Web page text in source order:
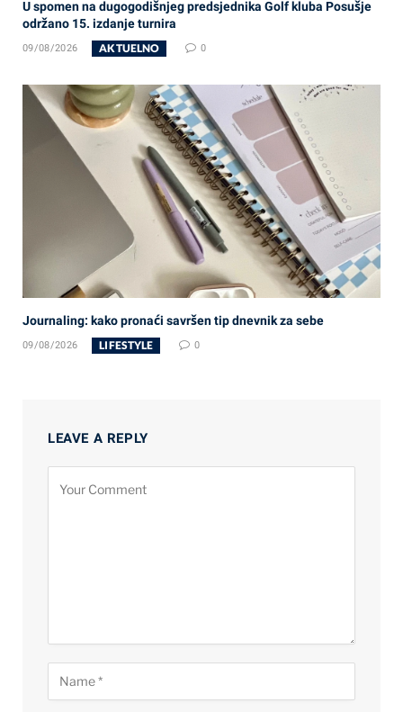
U spomen na dugogodišnjeg predsjednika Golf kluba Posušje
održano 15. izdanje turnira
09/08/2026 AKTUELNO 0
Journaling: kako pronaći savršen tip dnevnik za sebe
09/08/2026 LIFESTYLE 0
LEAVE A REPLY